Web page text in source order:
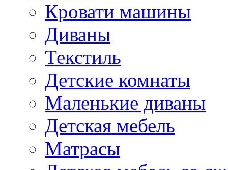
Кровати машины
Диваны
Текстиль
Детские комнаты
Маленькие диваны
Детская мебель
Матрасы